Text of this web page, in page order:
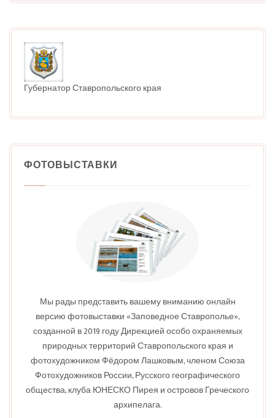
Губернатор Ставропольского края
ФОТОВЫСТАВКИ
Мы рады представить вашему вниманию онлайн
версию фотовыставки «Заповедное Ставрополье»,
созданной в 2019 году Дирекцией особо охраняемых
природных территорий Ставропольского края и
фотохудожником Фёдором Лашковым, членом Союза
Фотохудожников России, Русского географического
общества, клуба ЮНЕСКО Пирея и островов Греческого
архипелага.